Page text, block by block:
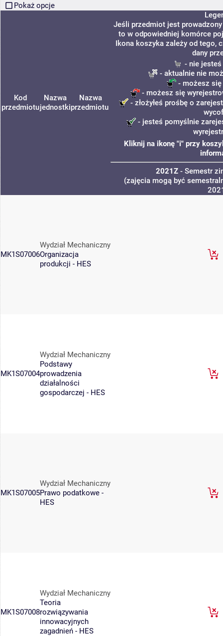
Pokaż opcje
Kod
przedmiotu
Nazwa
jednostki
Nazwa
przedmiotu
Jeśli przedmiot jest
to w odpowiedniej komórce
Ikona koszyka zależy od tego,
dany
- nie
- aktualnie nie
- możesz się
- możesz się
- złożyłeś prośbę o
- jesteś pomyślnie
Kliknij na ikonę "i" przy
2021Z - Semestr
(zajęcia mogą być
MK1S07006
Wydział Mechaniczny
Organizacja
produkcji - HES
MK1S07004
Wydział Mechaniczny
Podstawy
prowadzenia
działalności
gospodarczej - HES
MK1S07005
Wydział Mechaniczny
Prawo podatkowe -
HES
MK1S07008
Wydział Mechaniczny
Teoria
rozwiązywania
innowacyjnych
zagadnień - HES